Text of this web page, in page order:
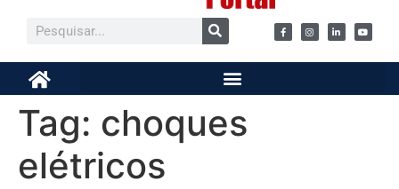
Tag: choques
elétricos